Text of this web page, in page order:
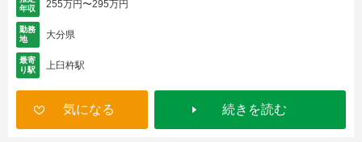
年収
255万円〜295万円
勤務
地
大分県
最寄
り駅
上臼杵駅
気になる 続きを読む